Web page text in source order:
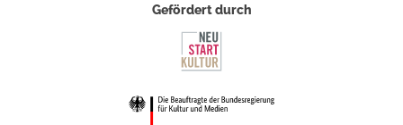
Gefördert durch